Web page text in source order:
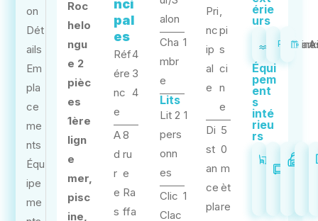
on
Dét
ails
Em
pla
ce
me
nts
Équ
ipe
me
Roc
helo
ngu
e 2
pièc
es
1ère
lign
e
mer,
pisc
ine,
nci
pal
es
Réf
ére
nc
e
4
3
4
A
d
r
e
s
8
ru
e
Ra
ffa
alon
Cha
mbr
e
1
Lits
Lit 2
pers
onn
es
1
Clic
Clac
1
Pri
nc
ip
al
e
pi
s
ci
n
e
Di
st
an
ce
pla
5
0
m
èt
re
érie
urs
Piscine
P
Équi
pem
ent
s
inté
rieu
rs